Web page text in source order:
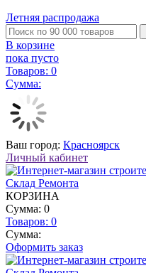
Летняя распродажа
В корзине
пока пусто
Товаров: 0
Сумма:
Ваш город: Красноярск
Личный кабинет
КОРЗИНА
Сумма: 0
Товаров: 0
Сумма:
Оформить заказ